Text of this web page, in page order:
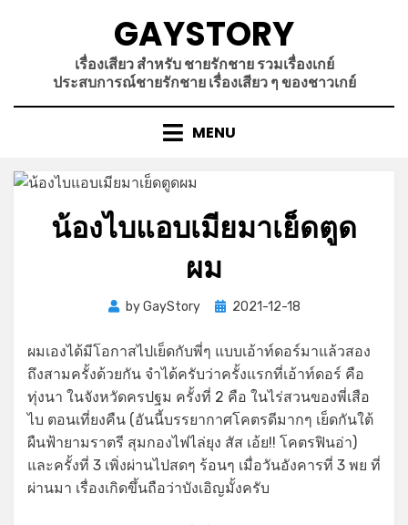
GAYSTORY
เรื่องเสียว สำหรับ ชายรักชาย รวมเรื่องเกย์
ประสบการณ์ชายรักชาย เรื่องเสียว ๆ ของชาวเกย์
MENU
น้องไบแอบเมียมาเย็ดตูด
ผม
byGayStory
Posted
2021-12-18
ผมเองได้มีโอกาสไปเย็ดกับพี่ๆ แบบเอ้าท์ดอร์มาแล้วสอง
ถึงสามครั้งด้วยกัน จำได้ครับว่าครั้งแรกที่เอ้าท์ดอร์ คือ
ทุ่งนา ในจังหวัดครปฐม ครั้งที่ 2 คือ ในไร่สวนของพี่เสือ
ไบ ตอนเที่ยงคืน (อันนี้บรรยากาศโคตรดีมากๆ เย็ดกันใต้
ผืนฟ้ายามราตรี สุมกองไฟไล่ยุง สัส เอ้ย!! โคตรฟินอ่า)
และครั้งที่ 3 เพิ่งผ่านไปสดๆ ร้อนๆ เมื่อวันอังคารที่ 3 พย ที่
ผ่านมา เรื่องเกิดขึ้นถือว่าบังเอิญมั้งครับ